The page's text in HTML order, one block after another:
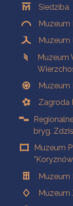
Siedziba
Muzeum
Muzeum
Muzeum
Muzeum
Zagroda
bryg.
Muzeum
Muzeum
Muzeum